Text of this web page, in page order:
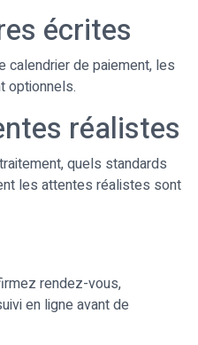
écrites
calendrier de paiement, les
optionnels.
réalistes
quels standards
les attentes réalistes sont
rendez-vous,
en ligne avant de